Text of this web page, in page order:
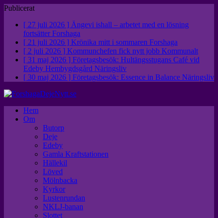
Publicerat
[ 27 juli 2026 ] Ängevi ishall – arbetet med en lösning
fortsätter Forshaga
[ 21 juli 2026 ] Krönika mitt i sommaren Forshaga
[ 2 juli 2026 ] Kommunchefen fick nytt jobb Kommunalt
[ 31 maj 2026 ] Företagsbesök: Hultängsstugans Café vid
Edeby Hembygdsgård Näringsliv
[ 30 maj 2026 ] Företagsbesök: Essence in Balance Näringsliv
Hem
Om
Butorp
Deje
Edeby
Gamla Kraftstationen
Hällekil
Löved
Mölnbacka
Kyrkor
Lustenrundan
NKLJ-banan
Slottet